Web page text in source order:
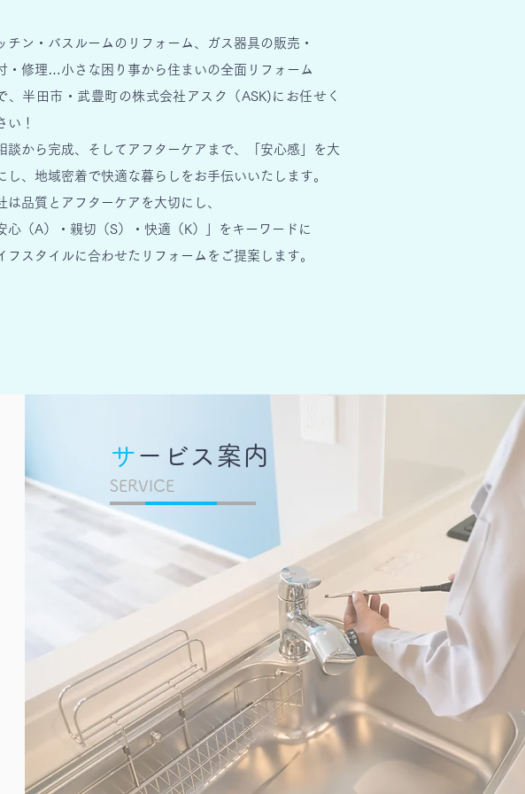
チン・バスルームのリフォーム、ガス器具の販売・
・修理…小さな困り事から住まいの全面リフォーム
、半田市・ 武豊町の株式会社アスク（ASK)にお任せく
い！
談から完成、そして アフターケアまで、
「安心感」を大
し、 地域密着で快適な暮らし をお手伝いいたします。
は品質とアフター ケアを大切にし、
心（A）・親切（S）・ 快適（K）」を キーワードに
フ スタイルに合わせたリフォームをご提案します。
サ ービス案内
SERVICE